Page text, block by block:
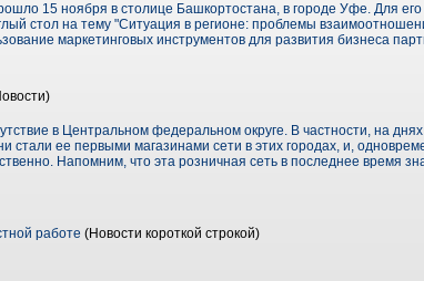
15 ноября в столице Башкортостана, в городе Уфе. Для его
стол на тему "Ситуация в регионе: проблемы
маркетинговых инструментов для развития бизнеса
в Центральном федеральном округе. В частности, на
стали ее первыми магазинами сети в этих городах, и,
Напомним, что эта розничная сеть в последнее время
работе (Новости короткой строкой)